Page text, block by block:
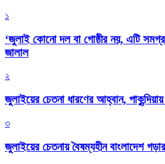
১
‘জুলাই কোনো দল বা গোষ্ঠীর নয়, এটি
জালাল
২
জুলাইয়ের চেতনা ধারণের আহ্বান, পাকুন্দিয়ায়
৩
জুলাইয়ের চেতনায় বৈষম্যহীন বাংলাদেশ